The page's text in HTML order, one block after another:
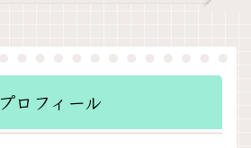
プロフィール